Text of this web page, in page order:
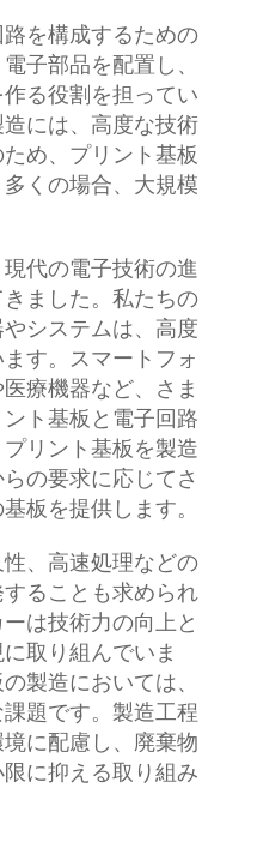
を構成するための
子部品を配置し、
る役割を担ってい
には、高度な技術
め、プリント基板
くの場合、大規模
代の電子技術の進
ました。私たちの
システムは、高度
す。スマートフォ
療機器など、さま
ト基板と電子回路
リント基板を製造
の要求に応じてさ
板を提供します。
、高速処理などの
ることも求められ
は技術力の向上と
取り組んでいま
製造においては、
題です。製造工程
に配慮し、廃棄物
に抑える取り組み